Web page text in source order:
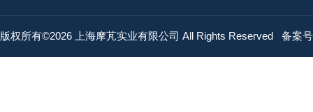
版权所有©2026 上海摩芃实业有限公司 All Rights Reserved 备案